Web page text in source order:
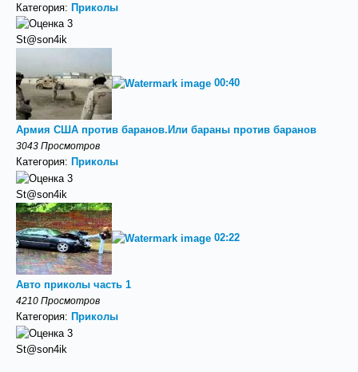
Категория: Приколы
St@son4ik
00:40
Армия США против баранов.Или бараны против баранов
3043 Просмотров
Категория: Приколы
St@son4ik
02:22
Авто приколы часть 1
4210 Просмотров
Категория: Приколы
St@son4ik